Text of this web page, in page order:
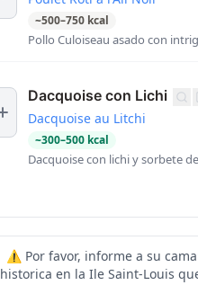
~500–750 kcal
Pollo Culoiseau asado con
Dacquoise con Lichi
Dacquoise au Litchi
~300–500 kcal
Dacquoise con lichi y sorbete
⚠️ Por favor, informe a su
historica en la Ile Saint-Louis